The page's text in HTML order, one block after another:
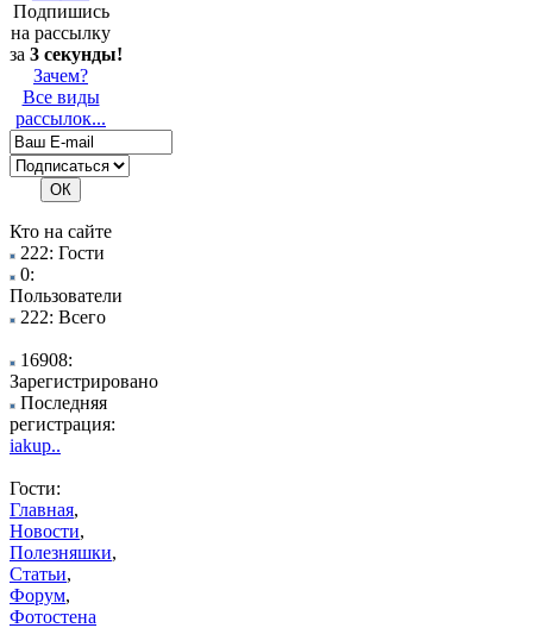
Подпишись
на рассылку
за 3 секунды!
Зачем?
Все виды
рассылок...
Кто на сайте
222: Гости
0:
Пользователи
222: Всего
16908:
Зарегистрировано
Последняя
регистрация:
iakup..
Гости:
Главная,
Новости,
Полезняшки,
Статьи,
Форум,
Фотостена